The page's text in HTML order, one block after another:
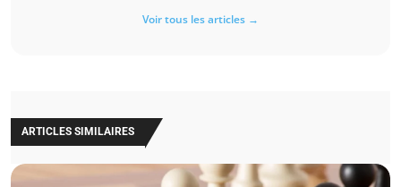
Voir tous les articles →
ARTICLES SIMILAIRES